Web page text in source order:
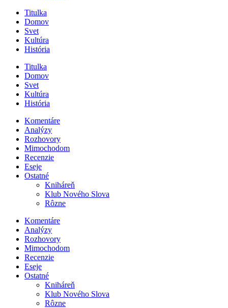
Titulka
Domov
Svet
Kultúra
História
Titulka
Domov
Svet
Kultúra
História
Komentáre
Analýzy
Rozhovory
Mimochodom
Recenzie
Eseje
Ostatné
Kniháreň
Klub Nového Slova
Rôzne
Komentáre
Analýzy
Rozhovory
Mimochodom
Recenzie
Eseje
Ostatné
Kniháreň
Klub Nového Slova
Rôzne